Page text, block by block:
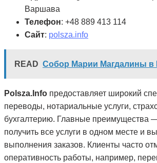
Варшава
Телефон: +48 889 413 114
Сайт: polsza.info
READ Собор Марии Магдалины в
Polsza.Info предоставляет широкий
переводы, нотариальные услуги,
бухгалтерию. Главные преимущества
получить все услуги в одном месте и
выполнения заказов. Клиенты часто
оперативность работы, например,